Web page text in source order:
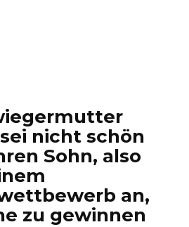
nicht schön
Sohn, also
an,
zu gewinnen